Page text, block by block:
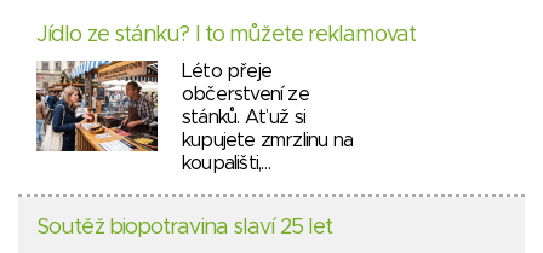
Jídlo ze stánku? I to můžete reklamovat
Léto přeje
občerstvení ze
stánků. Ať už si
kupujete zmrzlinu na
koupališti,…
Soutěž biopotravina slaví 25 let